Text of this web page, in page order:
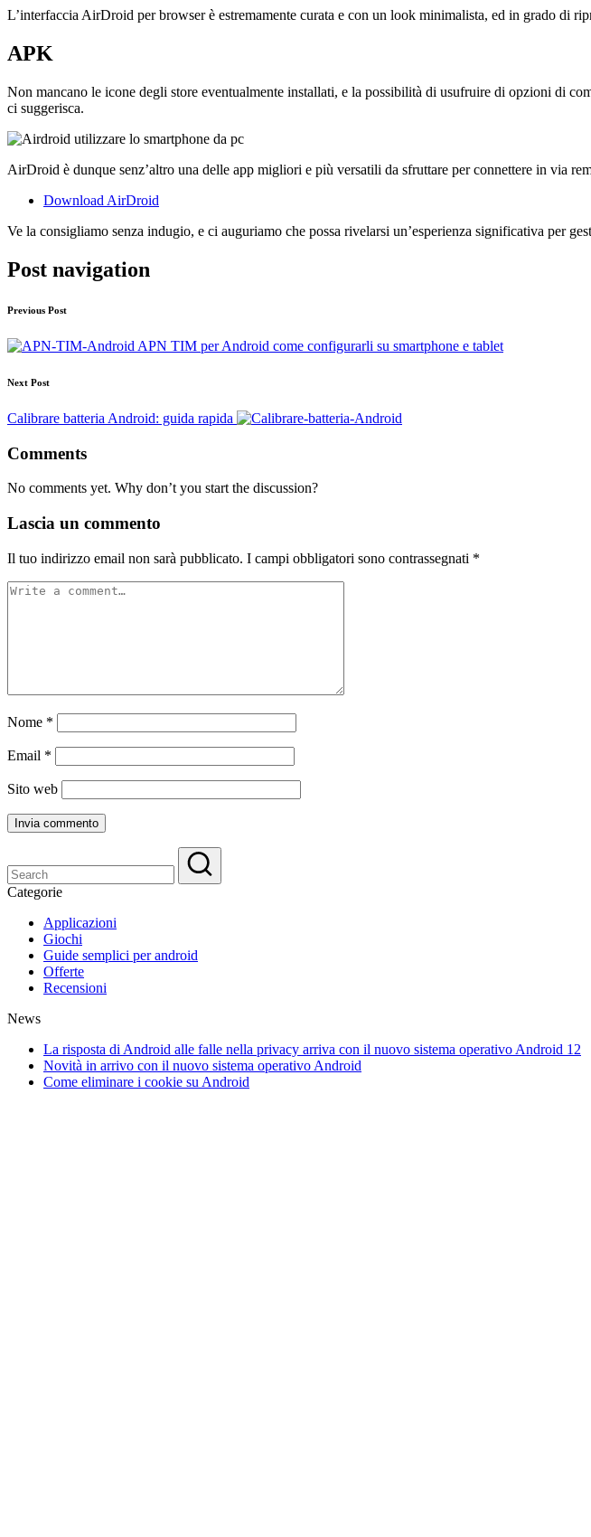
L’interfaccia AirDroid per browser è estremamente curata e con un look minimalista, ed in grado di
APK
Non mancano le icone degli store eventualmente installati, e la possibilità di usufruire di opzioni di
ci suggerisca.
AirDroid è dunque senz’altro una delle app migliori e più versatili da sfruttare per connettere in via
Download AirDroid
Ve la consigliamo senza indugio, e ci auguriamo che possa rivelarsi un’esperienza significativa per
Post navigation
Previous Post
APN TIM per Android come configurarli su smartphone e tablet
Next Post
Calibrare batteria Android: guida rapida
Comments
No comments yet. Why don’t you start the discussion?
Lascia un commento
Il tuo indirizzo email non sarà pubblicato. I campi obbligatori sono contrassegnati *
Nome *
Email *
Sito web
Categorie
Applicazioni
Giochi
Guide semplici per android
Offerte
Recensioni
News
La risposta di Android alle falle nella privacy arriva con il nuovo sistema operativo Android 12
Novità in arrivo con il nuovo sistema operativo Android
Come eliminare i cookie su Android